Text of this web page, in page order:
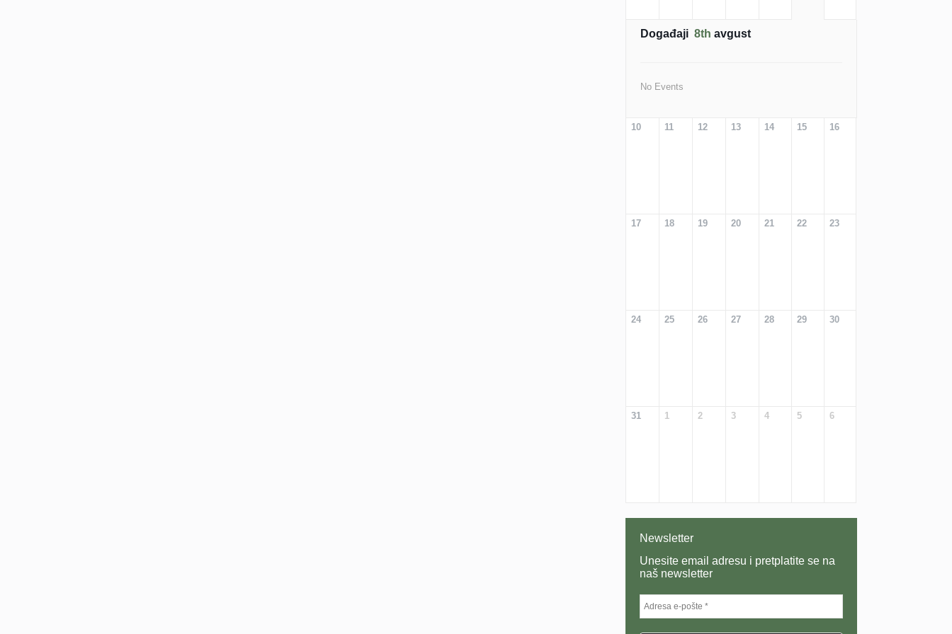
Događaji 8th avgust
No Events
10 11 12 13 14 15 16
17 18 19 20 21 22 23
24 25 26 27 28 29 30
31 1 2 3 4 5 6
Newsletter
Unesite email adresu i pretplatite se na
naš newsletter